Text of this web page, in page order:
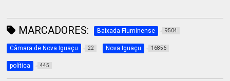
MARCADORES: Baixada Fluminense 9504
Câmara de Nova Iguaçu 22 Nova Iguaçu 16856
política 445